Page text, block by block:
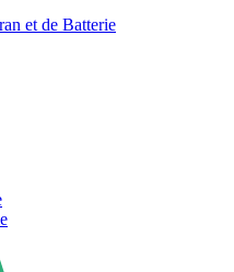
et de Batterie